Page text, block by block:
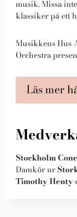
musik. Missa
klassiker på ett
Musikkens Hus
Orchestra
Läs mer
Stockholm
Damkör ur
Timothy Henty